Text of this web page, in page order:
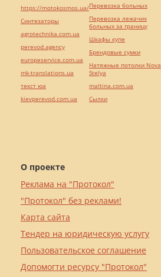
О проекте
Реклама на "Протокол"
"Протокол" без реклами!
Карта сайта
Тендер на юридическую услугу
Пользовательское соглашение
Допомогти ресурсу "Протокол"
https://motokosmos.ua/
Синтезаторы
agrotechnika.com.ua
perevod.agency
europeservice.com.ua
mk-translations.ua
текст юа
kievperevod.com.ua
Перевозка больных
Перевозка лежачих
больных за границу
Шкафы купе
Брендовые сумки
Натяжные потолки Nova
Stelya
maltina.com.ua
Cылки